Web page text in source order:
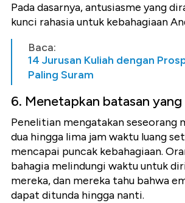
Pada dasarnya, antusiasme yang
kunci rahasia untuk kebahagiaan
Baca:
14 Jurusan Kuliah dengan
Paling Suram
6. Menetapkan batasan
Penelitian mengatakan seseorang
dua hingga lima jam waktu luang
mencapai puncak kebahagiaan.
bahagia melindungi waktu untuk
mereka, dan mereka tahu bahwa
dapat ditunda hingga nanti.